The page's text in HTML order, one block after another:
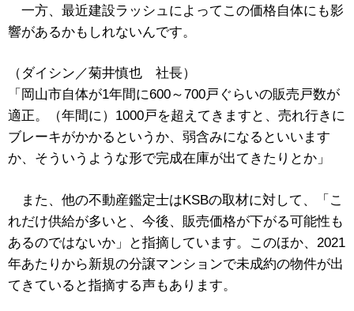
一方、最近建設ラッシュによってこの価格自体にも影
響があるかもしれないんです。
（ダイシン／菊井慎也 社長）
「岡山市自体が1年間に600～700戸ぐらいの販売戸数が
適正。（年間に）1000戸を超えてきますと、売れ行きに
ブレーキがかかるというか、弱含みになるといいます
か、そういうような形で完成在庫が出てきたりとか」
また、他の不動産鑑定士はKSBの取材に対して、「こ
れだけ供給が多いと、今後、販売価格が下がる可能性も
あるのではないか」と指摘しています。このほか、2021
年あたりから新規の分譲マンションで未成約の物件が出
てきていると指摘する声もあります。